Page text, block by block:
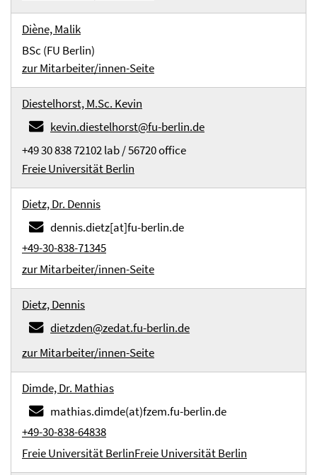
Diène, Malik
BSc (FU Berlin)
zur Mitarbeiter/innen-Seite
Diestelhorst, M.Sc. Kevin
kevin.diestelhorst@fu-berlin.de
+49 30 838 72102 lab / 56720 office
Freie Universität Berlin
Dietz, Dr. Dennis
dennis.dietz[at]fu-berlin.de
+49-30-838-71345
zur Mitarbeiter/innen-Seite
Dietz, Dennis
dietzden@zedat.fu-berlin.de
zur Mitarbeiter/innen-Seite
Dimde, Dr. Mathias
mathias.dimde(at)fzem.fu-berlin.de
+49-30-838-64838
Freie Universität BerlinFreie Universität Berlin